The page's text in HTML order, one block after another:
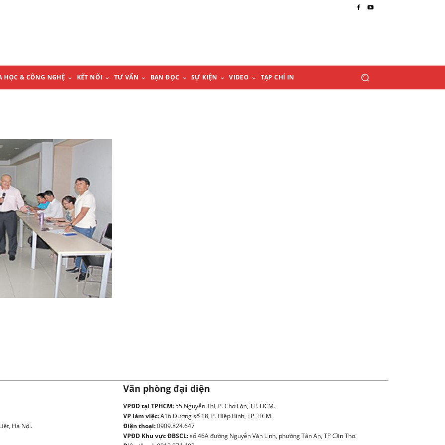
HỌC & CÔNG NGHỆ KẾT NỐI TƯ VẤN BẠN ĐỌC SỰ KIỆN VIDEO TẠP CHÍ IN
Hà Nội.
Văn phòng đại diện
VPĐD tại TPHCM:55 Nguyễn Thi, P. Chợ Lớn, TP. HCM.
VP làm việc:A16 Đường số 18, P. Hiệp Bình, TP. HCM.
Điện thoại:0909.824.647
VPĐD Khu vực ĐBSCL:số 46A đường Nguyễn Văn Linh, phường Tân An, TP Cần Thơ.